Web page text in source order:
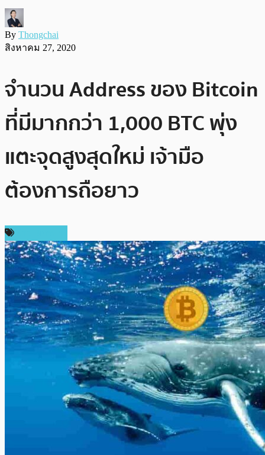
By Thongchai
สิงหาคม 27, 2020
จำนวน Address ของ Bitcoin
ที่มีมากกว่า 1,000 BTC พุ่ง
แตะจุดสูงสุดใหม่ เจ้ามือ
ต้องการถือยาว